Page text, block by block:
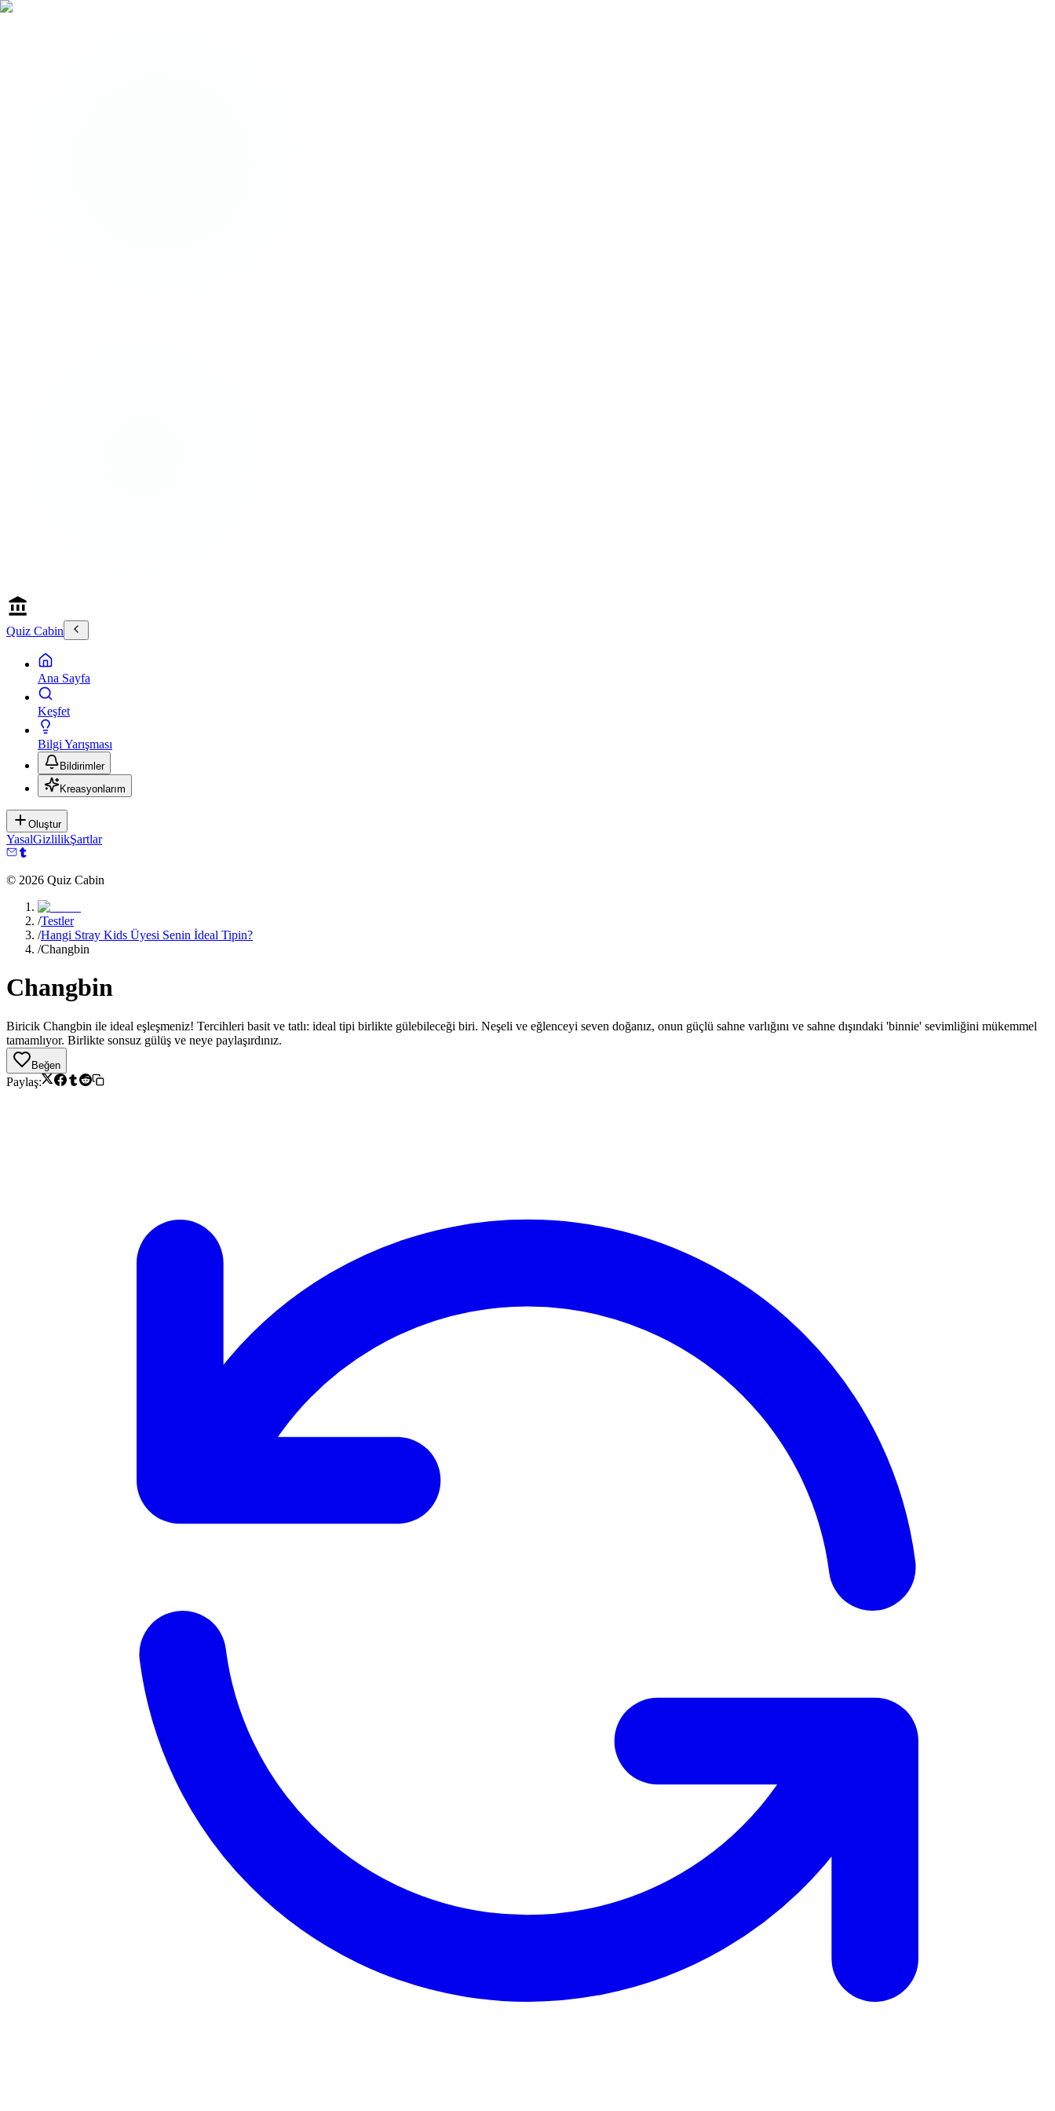
Quiz Cabin
Ana Sayfa
Keşfet
Bilgi Yarışması
Bildirimler
Kreasyonlarım
Oluştur
YasalGizlilikŞartlar
© 2026 Quiz Cabin
/Testler
/Hangi Stray Kids Üyesi Senin İdeal Tipin?
/Changbin
Changbin
Biricik Changbin ile ideal eşleşmeniz! Tercihleri basit ve tatlı: ideal tipi birlikte gülebileceği biri. Neşeli ve eğlenceyi seven doğanız, onun güçlü sahne varlığını ve sahne dışındaki 'binnie' sevimliğini mükemmel
tamamlıyor. Birlikte sonsuz gülüş ve neye paylaşırdınız.
Beğen
Paylaş: